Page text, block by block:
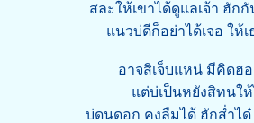
สละให้เขาได้ดูแลเจ้า ฮัก
แนวบ่ดีก็อย่าได้เจอ ให้
อาจสิเจ็บแหน่ มีคิดฮ
แต่บ่เป็นหยังสิทนใ
บ่ดนดอก คงลืมได้ ฮักส่ำได๋